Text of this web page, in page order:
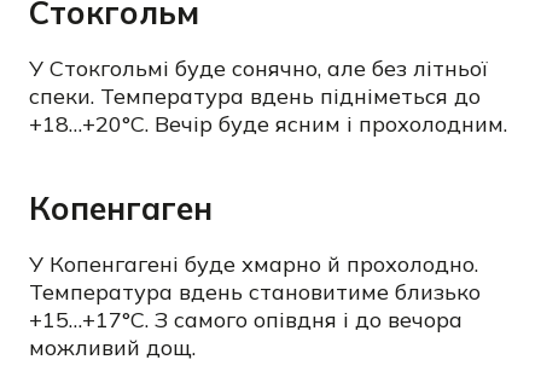
Стокгольм
У Стокгольмі буде сонячно, але без літньої
спеки. Температура вдень підніметься до
+18…+20°C. Вечір буде ясним і прохолодним.
Копенгаген
У Копенгагені буде хмарно й прохолодно.
Температура вдень становитиме близько
+15…+17°C. З самого опівдня і до вечора
можливий дощ.